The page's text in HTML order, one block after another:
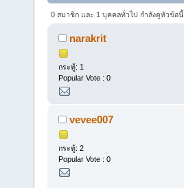
0 สมาชิก และ 1 บุคคลทั่วไป กำลังดูหัวข้อนี้
narakrit
กระทู้: 1
Popular Vote : 0
vevee007
กระทู้: 2
Popular Vote : 0